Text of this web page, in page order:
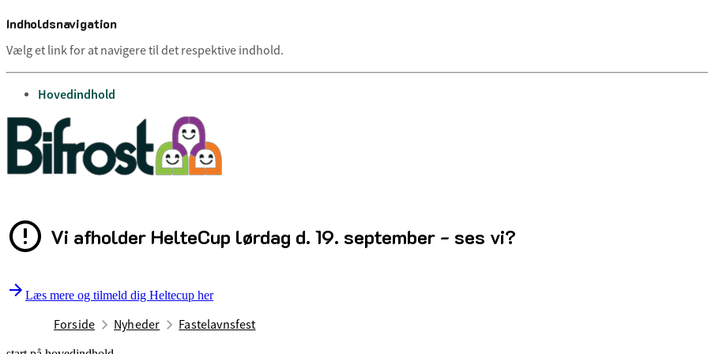
Indholdsnavigation
Vælg et link for at navigere til det respektive indhold.
gå til
Hovedindhold
Vi afholder HelteCup lørdag d. 19. september - ses vi?
Læs mere og tilmeld dig Heltecup her
Forside Nyheder Fastelavnsfest